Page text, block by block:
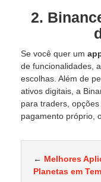
2.
Se você quer um
de funcionalidades, a
escolhas. Além de
ativos digitais, a
para traders,
pagamento próprio,
← Melhores
Planetas em